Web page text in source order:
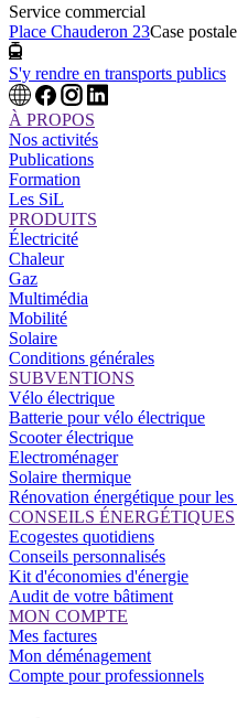
Service commercial
Place Chauderon 23Case
S'y rendre en transports publics
À PROPOS
Nos activités
Publications
Formation
Les SiL
PRODUITS
Électricité
Chaleur
Gaz
Multimédia
Mobilité
Solaire
Conditions générales
SUBVENTIONS
Vélo électrique
Batterie pour vélo électrique
Scooter électrique
Electroménager
Solaire thermique
Rénovation énergétique pour les
CONSEILS ÉNERGÉTIQUES
Ecogestes quotidiens
Conseils personnalisés
Kit d'économies d'énergie
Audit de votre bâtiment
MON COMPTE
Mes factures
Mon déménagement
Compte pour professionnels